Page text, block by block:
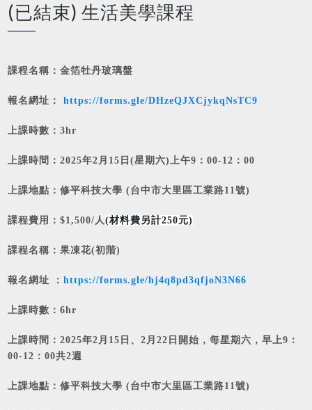
(已結束) 生活美學課程
課程名稱：金箔牡丹玻璃盤
報名網址： https://forms.gle/DHzeQJXCjykqNsTC9
上課時數：3hr
上課時間：2025年2月15日(星期六)上午9：00-12：00
上課地點：修平科技大學 (台中市大里區工業路11號)
課程費用：$1,500/人(材料費另計250元)
課程名稱：果凍花(初階)
報名網址 ：https://forms.gle/hj4q8pd3qfjoN3N66
上課時數：6hr
上課時間：2025年2月15日、2月22日開始，每星期六，早上9：
00-12：00共2週
上課地點：修平科技大學 (台中市大里區工業路11號)